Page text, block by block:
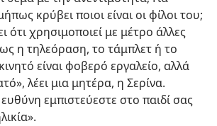
κρύβει ποιοι είναι οι φίλοι του;
ότι χρησιμοποιεί με μέτρο άλλες
η τηλεόραση, το τάμπλετ ή το
είναι φοβερό εργαλείο, αλλά
λέει μια μητέρα, η Σερίνα.
ευθύνη εμπιστεύεστε στο παιδί σας